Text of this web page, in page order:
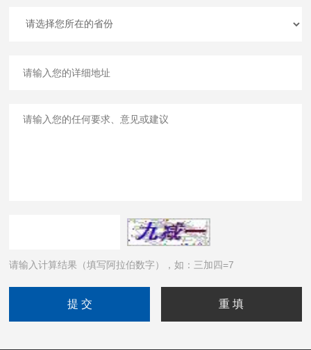
请输入计算结果（填写阿拉伯数字），如：三加四=7